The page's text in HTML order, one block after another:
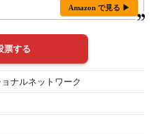
Amazon で見る ▶
ナルネットワーク